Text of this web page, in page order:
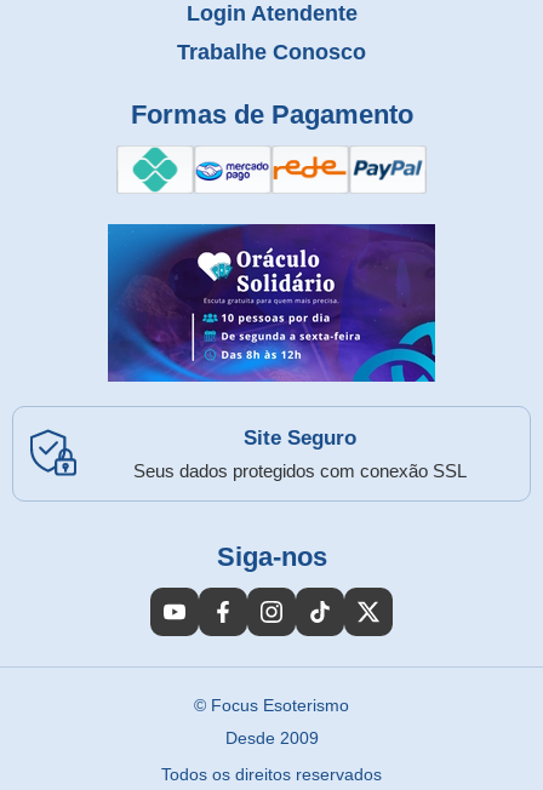
Login Atendente
Trabalhe Conosco
Formas de Pagamento
Site Seguro
Seus dados protegidos com conexão SSL
Siga-nos
© Focus Esoterismo
Desde 2009
Todos os direitos reservados